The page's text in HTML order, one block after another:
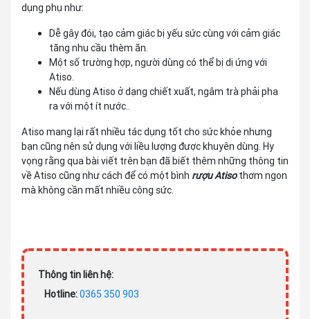
dụng phụ như:
Dễ gây đói, tạo cảm giác bị yếu sức cùng với cảm giác
tăng nhu cầu thèm ăn.
Một số trường hợp, người dùng có thể bị dị ứng với
Atiso.
Nếu dùng Atiso ở dạng chiết xuất, ngâm trà phải pha
ra với một ít nước..
Atiso mang lại rất nhiều tác dụng tốt cho sức khỏe nhưng
bạn cũng nên sử dụng với liều lượng được khuyên dùng. Hy
vọng rằng qua bài viết trên bạn đã biết thêm những thông tin
về Atiso cũng như cách để có một bình rượu Atisothơm ngon
mà không cần mất nhiều công sức.
Thông tin liên hệ:
Hotline:0365 350 903